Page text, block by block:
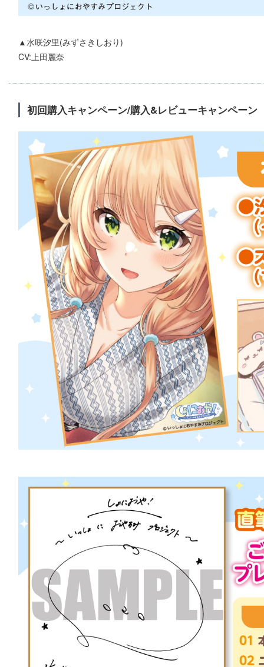
▲水咲汐里(みずさきしおり)
CV:上田麗奈
初回購入キャンペーン/購入&レビューキャンペーン